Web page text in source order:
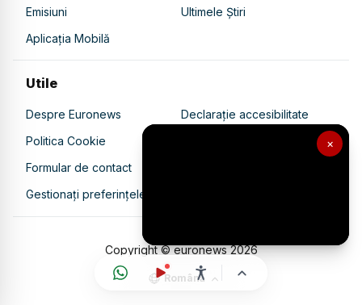
×
Emisiuni
Ultimele Știri
Aplicația Mobilă
Utile
Despre Euronews
Declarație accesibilitate
Politica Cookie
Politica de confidențialitate
Formular de contact
Gestionați preferințele
Copyright © euronews2026
Română